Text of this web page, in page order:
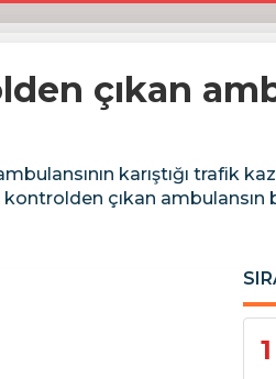
çıkan
karıştığı trafik
kontrolden çıkan
1